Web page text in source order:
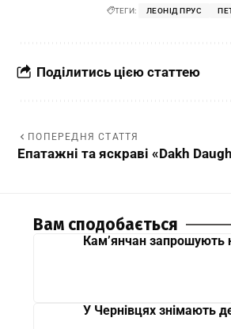
ТЕГИ: ЛЕОНІД ПРУС
Поділитись цією статтею
ПОПЕРЕДНЯ СТАТТЯ
Епатажні та яскраві «Dakh
Вам сподобається
Кам’янчан запрошують
У Чернівцях знімають